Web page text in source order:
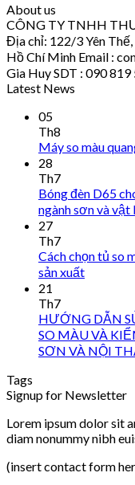
About us
CÔNG TY TNHH
Địa chỉ: 122/3 Yên
Hồ Chí Minh Email :
Gia Huy SDT : 090 819
Latest News
05
Th8
Máy so màu
28
Th7
Bóng đèn D65
ngành sơn và vật
27
Th7
Cách chọn tủ so
sản xuất
21
Th7
HƯỚNG DẪN
SO MÀU VÀ
SƠN VÀ NỘI
Tags
Signup for Newsletter
Lorem ipsum dolor sit
diam nonummy nibh
(insert contact form